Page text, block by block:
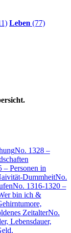
Leben (77)
No. 1328 –
– Personen in
DummheitNo.
No. 1316-1320 –
bin ich &
ZeitalterNo.
Lebensdauer,